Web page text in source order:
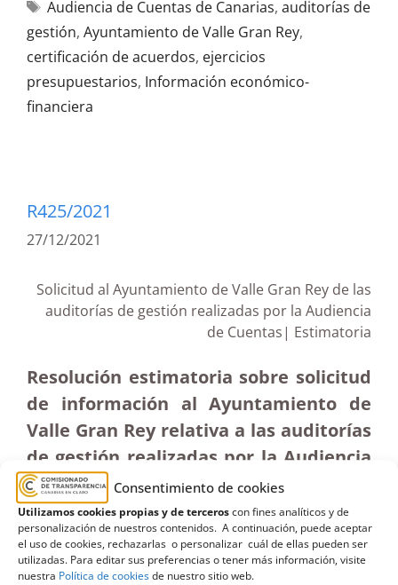
Consentimiento de cookies
Utilizamos cookies propias y de terceroscon fines analíticos y de
personalización de nuestros contenidos. A continuación, puede aceptar
el uso de cookies, rechazarlas o personalizar cuál de ellas pueden ser
utilizadas. Para editar sus preferencias o tener más información, visite
nuestra Política de cookiesde nuestro sitio web.
Audiencia de Cuentas de Canarias, auditorías de
gestión, Ayuntamiento de Valle Gran Rey,
certificación de acuerdos, ejercicios
presupuestarios, Información económico-
financiera
R425/2021
27/12/2021
Solicitud al Ayuntamiento de Valle Gran Rey de las
auditorías de gestión realizadas por la Audiencia
de Cuentas| Estimatoria
Resolución estimatoria sobre solicitud
de información al Ayuntamiento de
Valle Gran Rey relativa a las auditorías
de gestión realizadas por la Audiencia
de Cuentas de los ejercicios 2018 y 2019
(03-X-2021)